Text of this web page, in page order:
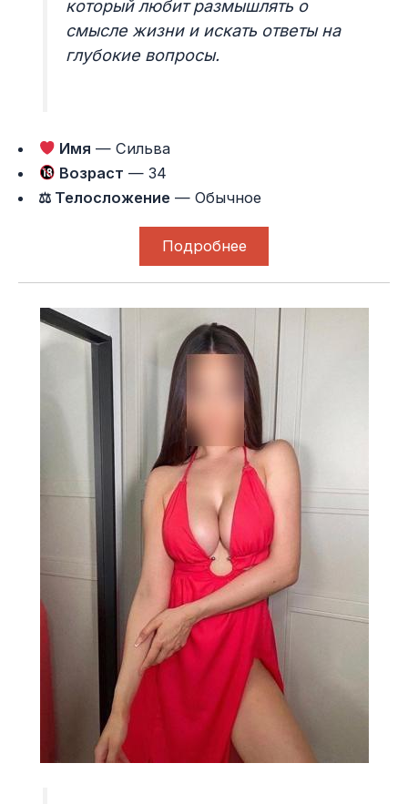
который любит размышлять о
смысле жизни и искать ответы на
глубокие вопросы.
Имя — Сильва
Возраст — 34
⚖ Телосложение — Обычное
Подробнее